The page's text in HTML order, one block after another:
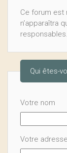
Ce forum est
n’apparaîtra
responsables.
Qui êtes-
Votre nom
Votre